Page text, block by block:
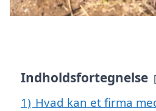
Indholdsfortegnelse
1) Hvad kan et firma